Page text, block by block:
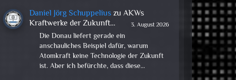
Daniel Jörg SchuppeliuszuAKWs
Kraftwerke der Zukunft…
3. August 2026
Die Donau liefert gerade ein
anschauliches Beispiel dafür, warum
Atomkraft keine Technologie der Zukunft
ist. Aber ich befürchte, dass diese…